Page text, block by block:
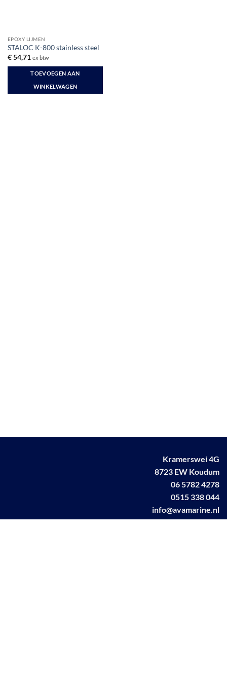
EPOXY LIJMEN
STALOC K-800 stainless steel
€54,71 ex btw
TOEVOEGEN AAN
WINKELWAGEN
Kramerswei 4G
8723 EW Koudum
06 5782 4278
0515 338 044
info@avamarine.nl